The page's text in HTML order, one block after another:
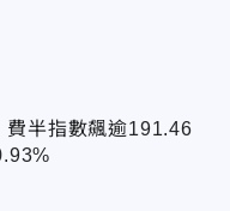
費半指數飆逾191.46